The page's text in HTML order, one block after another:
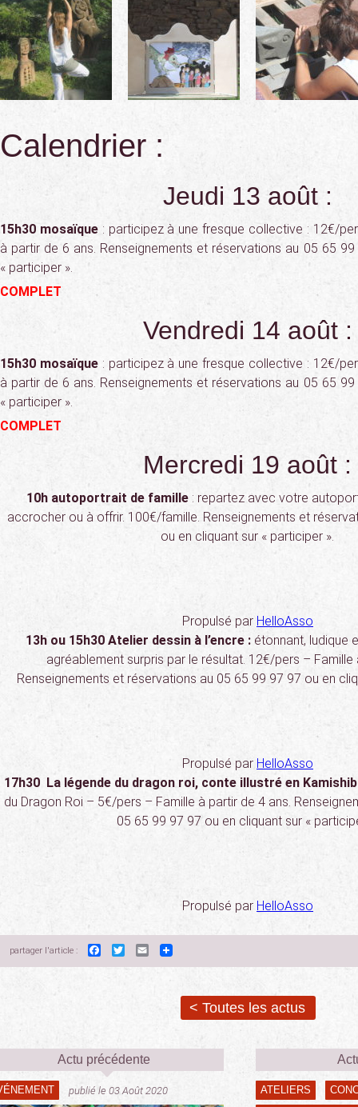
Calendrier :
Jeudi 13 août :
15h30 mosaïque: participez à une fresque collective : 12€/
à partir de 6 ans. Renseignements et réservations au 05 65
« participer ».
COMPLET
Vendredi 14 août :
15h30 mosaïque: participez à une fresque collective : 12€/
à partir de 6 ans. Renseignements et réservations au 05 65
« participer ».
COMPLET
Mercredi 19 août :
10h autoportrait de famille : repartez avec votre
accrocher ou à offrir. 100€/famille. Renseignements et
ou en cliquant sur « participer ».
Propulsé par HelloAsso
13h ou 15h30 Atelier dessin à l’encre : étonnant, ludique
agréablement surpris par le résultat. 12€/pers – Famille
Renseignements et réservations au 05 65 99 97 97 ou en
Propulsé par HelloAsso
17h30 La légende du dragon roi, conte illustré en
du Dragon Roi – 5€/pers – Famille à partir de 4 ans.
05 65 99 97 97 ou en cliquant sur «
Propulsé par HelloAsso
partager l'article : Facebook
TwitterEmail
< Toutes les actus
Actu précédente
publié le 03 Août 2020 ATELIERS